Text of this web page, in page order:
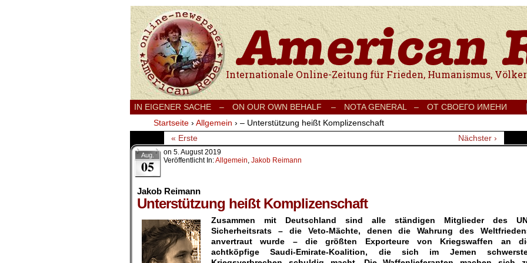
Internationale Onlinezeitung für Frieden, Humanismus, Völkerverständigung und
IN EIGENER SACHE – ON OUR OWN BEHALF – NOTA GENERAL – ОТ СВОЕГО ИМЕНИ
Startseite › Allgemein › – Unterstützung heißt Komplizenschaft
« Erste
Nächster ›
Aug.
05
on 5. August 2019
Veröffentlicht In:Allgemein, Jakob Reimann
Jakob Reimann
Unterstützung heißt Komplizenschaft
Zusammen mit Deutschland sind alle ständigen Mitglieder des
Sicherheitsrats – die Veto-Mächte, denen die Wahrung des
anvertraut wurde – die größten Exporteure von Kriegswaffen an
achtköpfige Saudi-Emirate-Koalition, die sich im Jemen